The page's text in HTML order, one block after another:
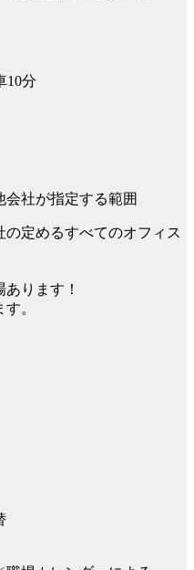
分
社が指定する範囲
定めるすべてのオフィス
ります！
。